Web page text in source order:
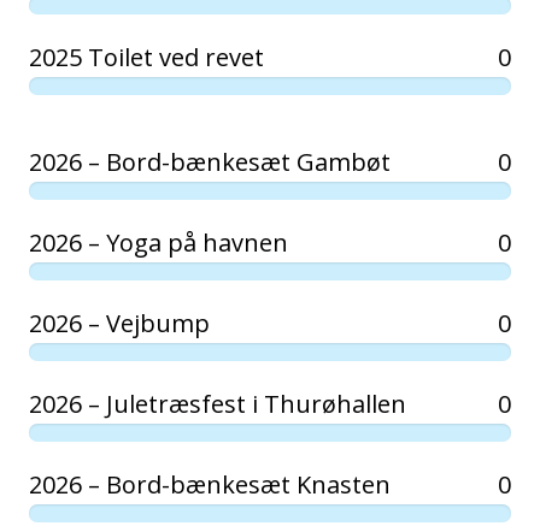
2025 Toilet ved revet 0
2026 – Bord-bænkesæt Gambøt 0
2026 – Yoga på havnen 0
2026 – Vejbump 0
2026 – Juletræsfest i Thurøhallen 0
2026 – Bord-bænkesæt Knasten 0